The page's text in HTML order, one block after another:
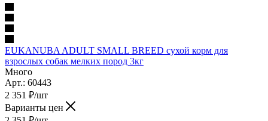
EUKANUBA ADULT SMALL BREED сухой корм для
взрослых собак мелких пород 3кг
Много
Арт.: 60443
2 351 ₽/шт
Варианты цен